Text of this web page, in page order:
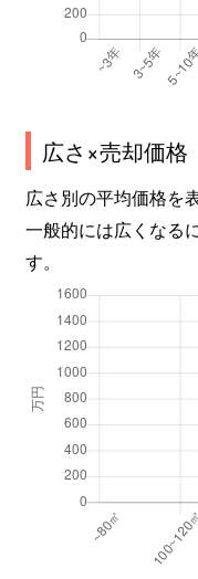
広さ×売却価格
広さ別の平均価格を
一般的には広くなる
す。